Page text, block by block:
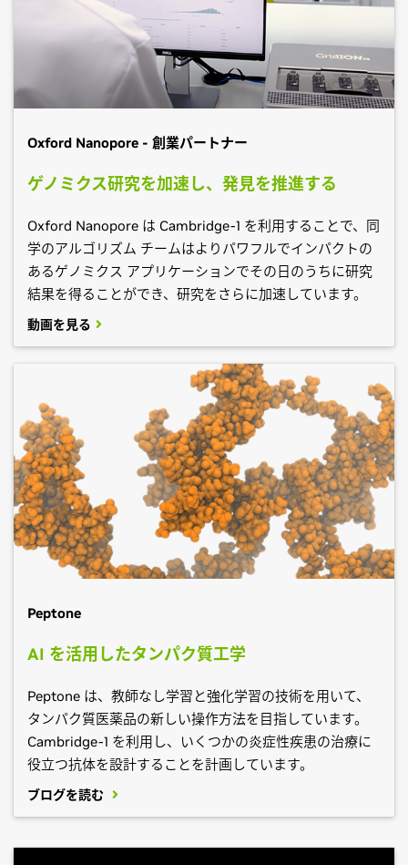
Oxford Nanopore - 創業パートナー
ゲノミクス研究を加速し、発見を推進する
Oxford Nanopore は Cambridge-1 を利用することで、同
学のアルゴリズム チームはよりパワフルでインパクトの
あるゲノミクス アプリケーションでその日のうちに研究
結果を得ることができ、研究をさらに加速しています。
動画を見る
Peptone
AI を活用したタンパク質工学
Peptone は、教師なし学習と強化学習の技術を用いて、
タンパク質医薬品の新しい操作方法を目指しています。
Cambridge-1 を利用し、いくつかの炎症性疾患の治療に
役立つ抗体を設計することを計画しています。
ブログを読む